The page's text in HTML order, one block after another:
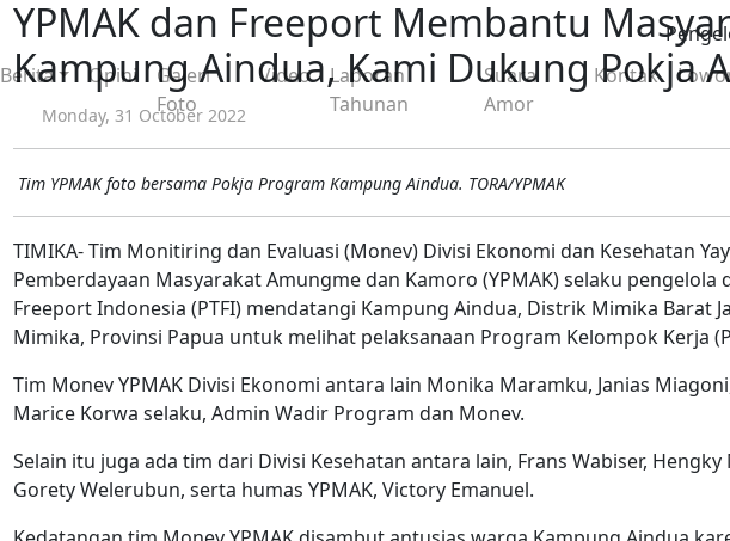
Berita Opini
Galeri
Foto
Video
Laporan
Tahunan
Suara
Amor
Kontak
YPMAK dan Freeport Membantu
Kampung Aindua, Kami Dukung Pokja
Monday, 31 October 2022
Tim YPMAK foto bersama Pokja Program Kampung Aindua. TORA/YPMAK
TIMIKA- Tim Monitiring dan Evaluasi (Monev) Divisi Ekonomi dan Kesehatan
Pemberdayaan Masyarakat Amungme dan Kamoro (YPMAK) selaku pengelola
Freeport Indonesia (PTFI) mendatangi Kampung Aindua, Distrik Mimika Barat
Mimika, Provinsi Papua untuk melihat pelaksanaan Program Kelompok Kerja
Tim Monev YPMAK Divisi Ekonomi antara lain Monika Maramku, Janias
Marice Korwa selaku, Admin Wadir Program dan Monev.
Selain itu juga ada tim dari Divisi Kesehatan antara lain, Frans Wabiser,
Gorety Welerubun, serta humas YPMAK, Victory Emanuel.